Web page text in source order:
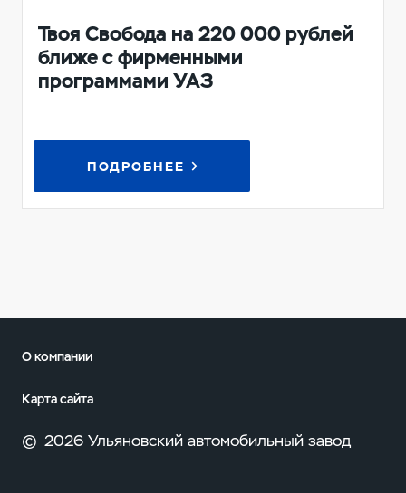
Твоя Свобода на 220 000 рублей
ближе с фирменными
программами УАЗ
ПОДРОБНЕЕ
О компании
Карта сайта
© 2026 Ульяновский автомобильный завод